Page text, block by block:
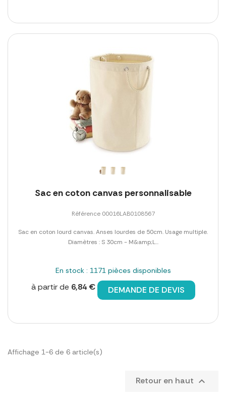
Sac en coton canvas personnalisable
Référence 00016LAB0108567
Sac en coton lourd canvas. Anses lourdes de 50cm. Usage multiple.
Diamètres : S 30cm - M&amp;L...
En stock : 1171 pièces disponibles
à partir de 6,84 € DEMANDE DE DEVIS
Affichage 1-6 de 6 article(s)
Retour en haut 